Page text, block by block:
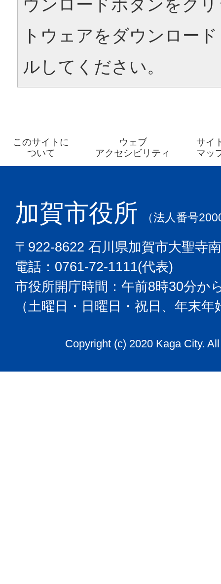
ウンロードボタンをク
トウェアをダウンロー
ルしてください。
このサイトに
ついて
ウェブ
アクセシビリティ
サイ
マッ
加賀市役所 （法人番号
〒922-8622 石川県加賀市大聖寺
電話：0761-72-1111(代表)
市役所開庁時間：午前8時30分か
（土曜日・日曜日・祝日、年末
Copyright (c) 2020 Kaga City.